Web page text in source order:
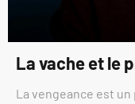
La vache et le
La vengeance est